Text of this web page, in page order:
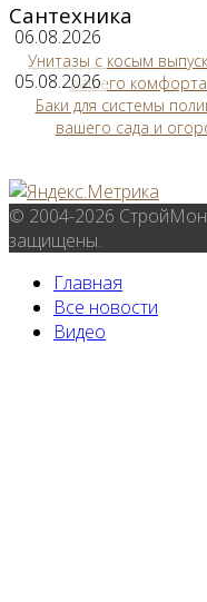
Сантехника
06.08.2026
Унитазы с косым
вашего комфорта
05.08.2026
Баки для системы
вашего сада и
© 2004-2026
защищены.
Главная
Все новости
Видео